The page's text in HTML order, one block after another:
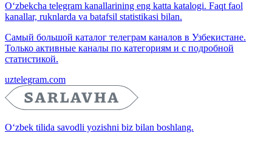
O‘zbekcha telegram kanallarining eng katta katalogi. Faqt faol
kanallar, ruknlarda va batafsil statistikasi bilan.
Самый большой каталог телеграм каналов в Узбекистане.
Только активные каналы по категориям и с подробной
статистикой.
uztelegram.com
O‘zbek tilida savodli yozishni biz bilan boshlang.